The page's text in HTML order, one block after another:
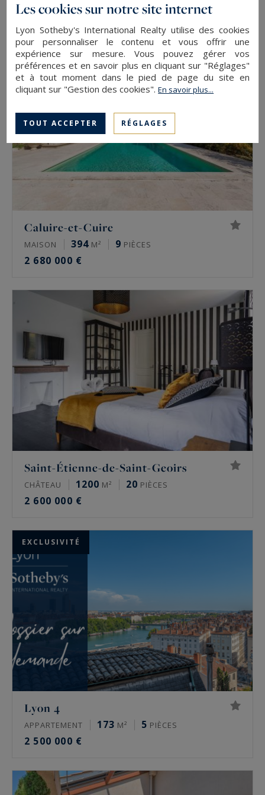
PROPRIÉTÉ 925M² 20 PIÈCES
EXCLUSIVITÉ
Caluire-et-Cuire
MAISON 394 M² 9 PIÈCES
2 680 000 €
Saint-Étienne-de-Saint-Geoirs
CHÂTEAU 1200 M² 20 PIÈCES
2 600 000 €
EXCLUSIVITÉ
Lyon 4
APPARTEMENT 173 M² 5 PIÈCES
2 500 000 €
Les cookies sur notre site internet
Lyon Sotheby's International Realty utilise des cookies
pour personnaliser le contenu et vous offrir une
expérience sur mesure. Vous pouvez gérer vos
préférences et en savoir plus en cliquant sur "Réglages"
et à tout moment dans le pied de page du site en
cliquant sur "Gestion des cookies".En savoir plus...
TOUT ACCEPTER RÉGLAGES